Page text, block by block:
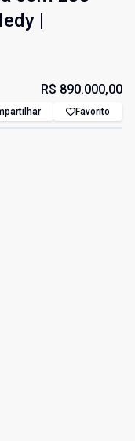
|
R$ 890.000,00
Favorito